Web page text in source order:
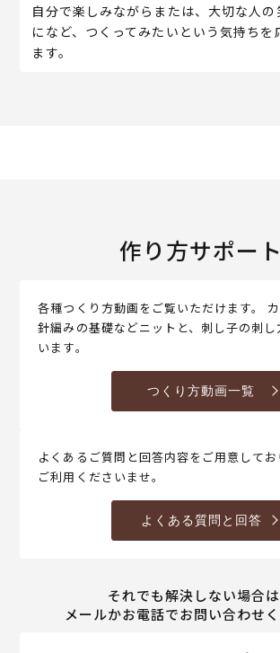
自分で楽しみながらまたは、大切な人の
になど、つくってみたいという気持ちを
ます。
作り方サポート
各種つくり方動画をご覧いただけます。
針編みの基礎などニットと、刺し子の刺し
います。
つくり方動画一覧
よくあるご質問と回答内容をご用意して
ご利用くださいませ。
よくある質問と回答
それでも解決しない場合は
メールかお電話でお問い合わせく